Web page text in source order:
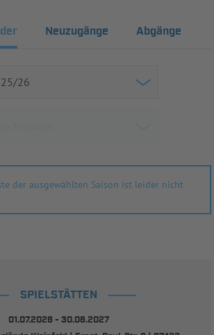
Neuzugänge Abgänge
der ausgewählten Saison ist leider nicht
SPIELSTÄTTEN
01.07.2026 - 30.06.2027